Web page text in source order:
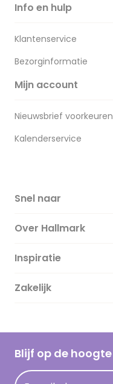
Info en hulp
Klantenservice
Bezorginformatie
Mijn account
Nieuwsbrief voorkeuren
Kalenderservice
Snel naar
Over Hallmark
Over ons
Duurzaamheid
Hallmark Kaartclub
Acties
Inspiratie
Magazine
Cadeau inspiratie
Kaartinspiratie
Zakelijk
Blijf op de hoogte